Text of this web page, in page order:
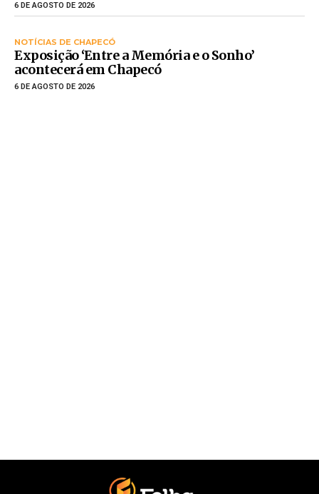
6 DE AGOSTO DE 2026
NOTÍCIAS DE CHAPECÓ
Exposição ‘Entre a Memória e o Sonho’
acontecerá em Chapecó
6 DE AGOSTO DE 2026